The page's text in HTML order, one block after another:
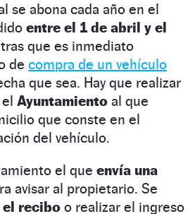
se abona cada año en el
entre el 1 de abril y el
que es inmediato
de compra de un vehículo
que sea. Hay que realizar
Ayuntamiento al que
que conste en el
del vehículo.
el que envía una
avisar al propietario. Se
recibo o realizar el ingreso